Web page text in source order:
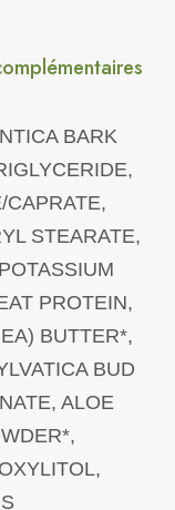
BARK
CAPRATE,
STEARATE,
PROTEIN,
BUTTER*,
BUD
ALOE